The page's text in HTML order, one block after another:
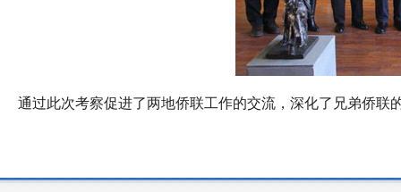
通过此次考察促进了两地侨联工作的交流，深化了兄弟侨联